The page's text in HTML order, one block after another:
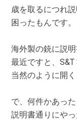
歳を取るにつれ
困ったもんです。
海外製の銃に説
最近ですと、S&T
当然のように開
で、何件かあっ
説明書通りにや